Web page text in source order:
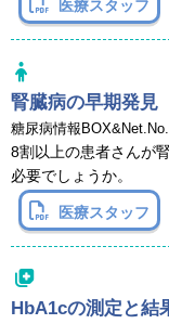
医療スタッフ
腎臓病の早期発見
糖尿病情報
8割以上の患者さんが
必要でしょうか。
医療スタッフ
HbA1cの測定と結